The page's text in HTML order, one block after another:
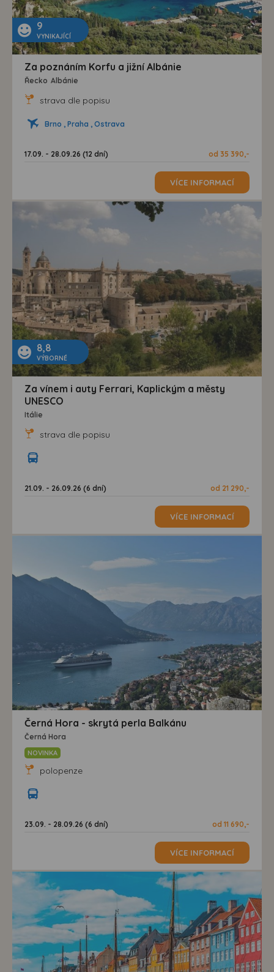
9
VYNIKAJÍCÍ
Za poznáním Korfu a jižní Albánie
Řecko Albánie
strava dle popisu
Brno , Praha , Ostrava
17.09. - 28.09.26 (12 dní) od 35 390,-
VÍCE INFORMACÍ
8,8
VÝBORNÉ
Za vínem i auty Ferrari, Kaplickým a městy
UNESCO
Itálie
strava dle popisu
21.09. - 26.09.26 (6 dní) od 21 290,-
VÍCE INFORMACÍ
Černá Hora - skrytá perla Balkánu
Černá Hora
NOVINKA
polopenze
23.09. - 28.09.26 (6 dní) od 11 690,-
VÍCE INFORMACÍ